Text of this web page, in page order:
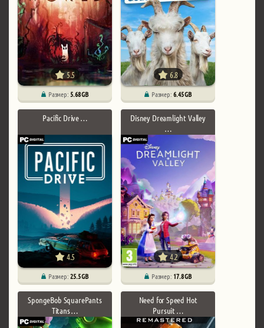
5.5
Размер:5.68 GB
6.8
Размер:6.45 GB
Pacific Drive …
4.5
Размер:25.5 GB
Disney Dreamlight Valley
…
4.2
Размер: 17.8 GB
SpongeBob SquarePants
Titans …
Need for Speed Hot
Pursuit …